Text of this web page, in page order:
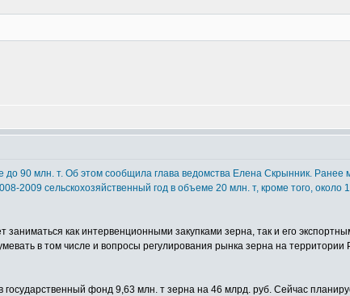
до 90 млн. т. Об этом сообщила глава ведомства Елена Скрынник. Ранее
2009 сельскохозяйственный год в объеме 20 млн. т, кроме того, около
как интервенционными закупками зерна, так и его
в том числе и вопросы регулирования рынка зерна на территории
фонд 9,63 млн. т зерна на 46 млрд. руб. Сейчас